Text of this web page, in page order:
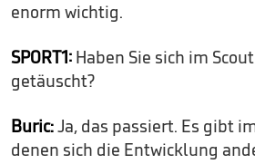
enorm wichtig.
SPORT1: Haben Sie sich im
getäuscht?
Buric:Ja, das passiert. Es gibt
denen sich die Entwicklung